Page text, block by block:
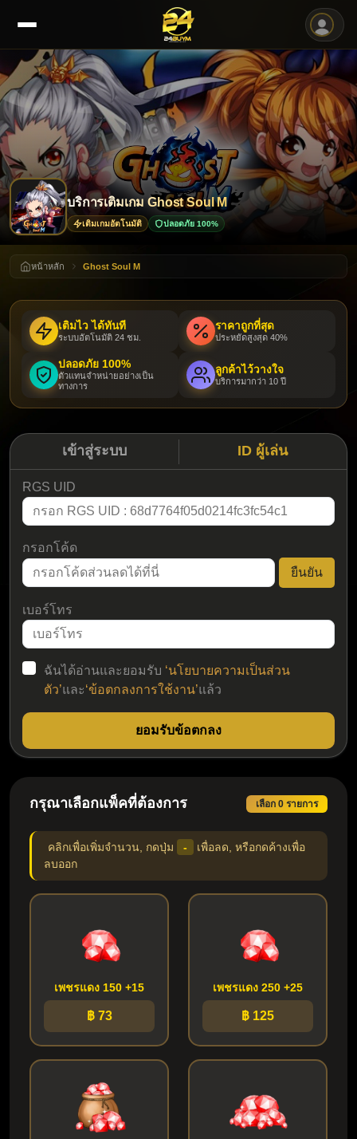
บริการเติมเกม Ghost Soul M
เติมเกมอัตโนมัติ ปลอดภัย 100%
หน้าหลัก Ghost Soul M
เติมไว ได้ทันที
ระบบอัตโนมัติ 24 ชม.
ราคาถูกที่สุด
ประหยัดสูงสุด 40%
ปลอดภัย 100%
ตัวแทนจำหน่ายอย่างเป็น
ทางการ
ลูกค้าไว้วางใจ
บริการมากว่า 10 ปี
เข้าสู่ระบบ ID ผู้เล่น
RGS UID
กรอกโค้ด
ยืนยัน
เบอร์โทร
ฉันได้อ่านและยอมรับ ‘นโยบายความเป็นส่วน
ตัว’และ‘ข้อตกลงการใช้งาน’แล้ว
ยอมรับข้อตกลง
กรุณาเลือกแพ็คที่ต้องการ เลือก 0 รายการ
คลิกเพื่อเพิ่มจำนวน, กดปุ่ม -
เพื่อลด, หรือกดค้างเพื่อ
ลบออก
เพชรแดง 150 +15
฿ 73
เพชรแดง 250 +25
฿ 125